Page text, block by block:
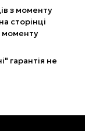
з моменту
сторінці
моменту
гарантія не